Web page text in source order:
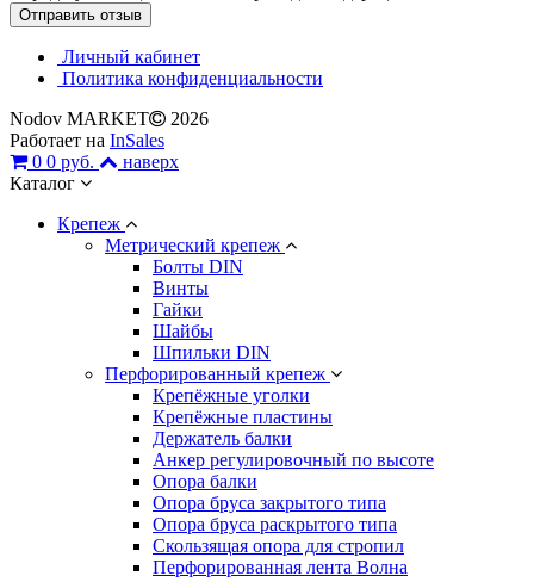
Личный кабинет
Политика конфиденциальности
Nodov MARKET
2026
Работает на InSales
0 0 руб.
наверх
Каталог
Крепеж
Метрический крепеж
Болты DIN
Винты
Гайки
Шайбы
Шпильки DIN
Перфорированный крепеж
Крепёжные уголки
Крепёжные пластины
Держатель балки
Анкер регулировочный по высоте
Опора балки
Опора бруса закрытого типа
Опора бруса раскрытого типа
Скользящая опора для стропил
Перфорированная лента Волна